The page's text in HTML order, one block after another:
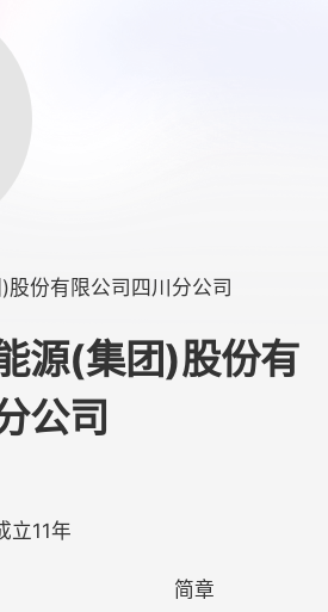
源(集团)股份有
公司
立11年
简章